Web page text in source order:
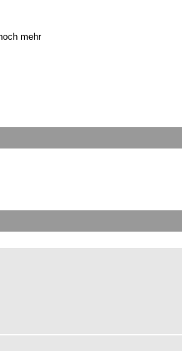
mehr